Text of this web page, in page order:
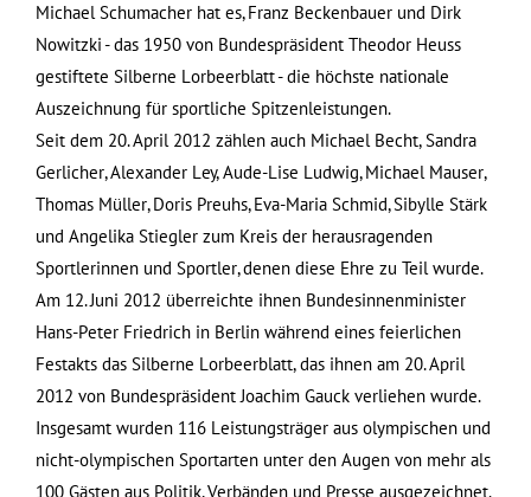
Michael Schumacher hat es, Franz Beckenbauer und Dirk
Nowitzki - das 1950 von Bundespräsident Theodor Heuss
gestiftete Silberne Lorbeerblatt - die höchste nationale
Auszeichnung für sportliche Spitzenleistungen.
Seit dem 20. April 2012 zählen auch Michael Becht, Sandra
Gerlicher, Alexander Ley, Aude-Lise Ludwig, Michael Mauser,
Thomas Müller, Doris Preuhs, Eva-Maria Schmid, Sibylle Stärk
und Angelika Stiegler zum Kreis der herausragenden
Sportlerinnen und Sportler, denen diese Ehre zu Teil wurde.
Am 12. Juni 2012 überreichte ihnen Bundesinnenminister
Hans-Peter Friedrich in Berlin während eines feierlichen
Festakts das Silberne Lorbeerblatt, das ihnen am 20. April
2012 von Bundespräsident Joachim Gauck verliehen wurde.
Insgesamt wurden 116 Leistungsträger aus olympischen und
nicht-olympischen Sportarten unter den Augen von mehr als
100 Gästen aus Politik, Verbänden und Presse ausgezeichnet.